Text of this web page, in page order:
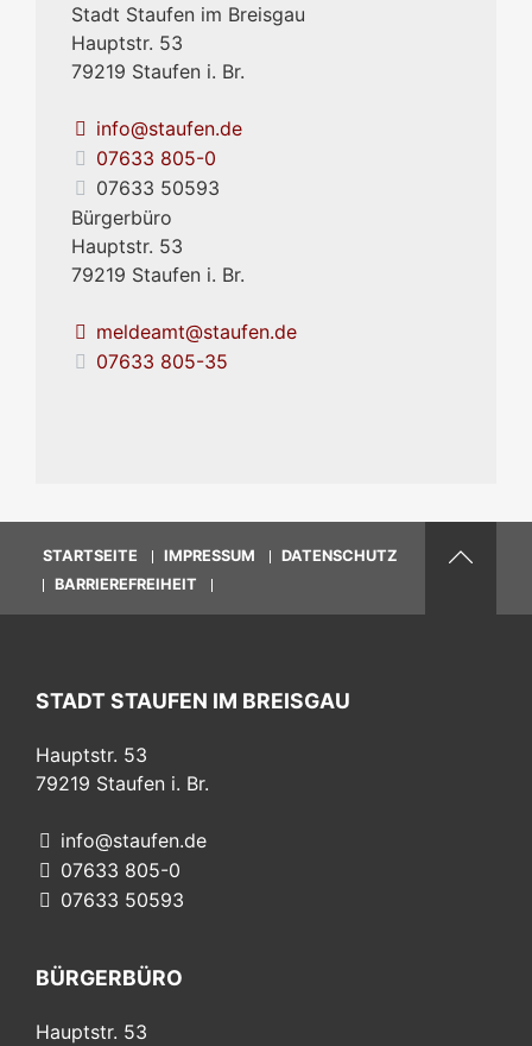
Stadt Staufen im Breisgau
Hauptstr. 53
79219 Staufen i. Br.
info@staufen.de
07633 805-0
07633 50593
Bürgerbüro
Hauptstr. 53
79219 Staufen i. Br.
meldeamt@staufen.de
07633 805-35
STARTSEITE IMPRESSUM
DATENSCHUTZ
BARRIEREFREIHEIT
STADT STAUFEN IM BREISGAU
Hauptstr. 53
79219 Staufen i. Br.
info@staufen.de
07633 805-0
07633 50593
BÜRGERBÜRO
Hauptstr. 53